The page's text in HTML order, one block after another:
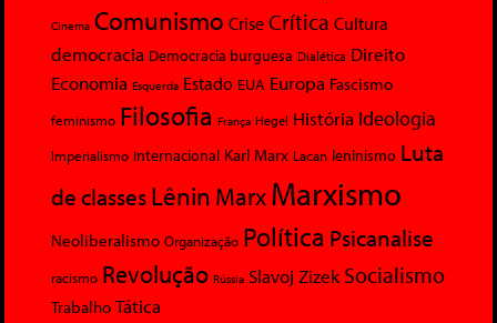
Cinema Comunismo Crise Crítica Cultura
democracia Democracia burguesa Dialética Direito
Economia Esquerda Estado EUA Europa Fascismo
feminismo Filosofia França Hegel História Ideologia
Imperialismo Internacional Karl Marx Lacan leninismo Luta
de classesLênin MarxMarxismo
Neoliberalismo Organização Política Psicanalise
racismo Revolução Rússia Slavoj Zizek Socialismo
Trabalho Tática